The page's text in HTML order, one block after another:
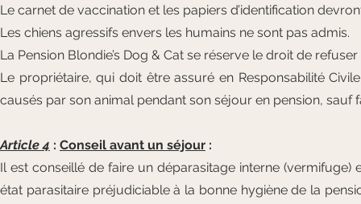
Le carnet de vaccination et les papiers d’identification
Les chiens agressifs envers les humains ne sont pas admis.
La Pension Blondie’s Dog & Cat se réserve le droit de
Le propriétaire, qui doit être assuré en Responsabilité
causés par son animal pendant son séjour en pension,
Article 4 : Conseil avant un séjour :
Il est conseillé de faire un déparasitage interne (vermifuge)
état parasitaire préjudiciable à la bonne hygiène de la